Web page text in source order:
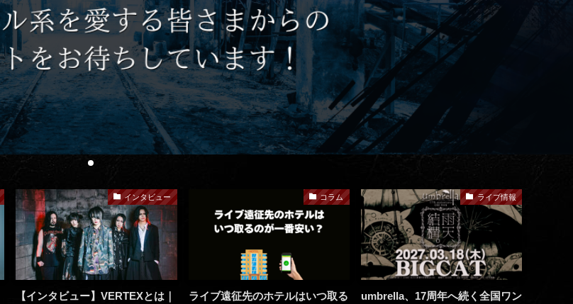
インタビュー
【インタビュー】VERTEXとは｜
コラム
ライブ遠征先のホテルはいつ取る
ライブ情報
umbrella、17周年へ続く全国ワン